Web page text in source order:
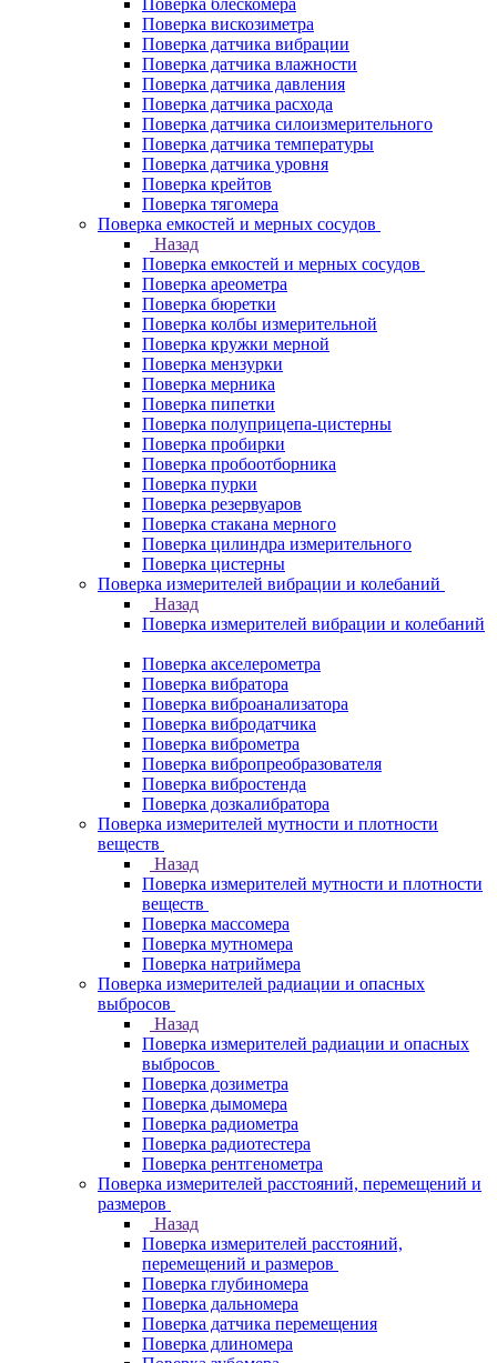
Поверка блескомера
Поверка вискозиметра
Поверка датчика вибрации
Поверка датчика влажности
Поверка датчика давления
Поверка датчика расхода
Поверка датчика силоизмерительного
Поверка датчика температуры
Поверка датчика уровня
Поверка крейтов
Поверка тягомера
Поверка емкостей и мерных сосудов
Назад
Поверка емкостей и мерных сосудов
Поверка ареометра
Поверка бюретки
Поверка колбы измерительной
Поверка кружки мерной
Поверка мензурки
Поверка мерника
Поверка пипетки
Поверка полуприцепа-цистерны
Поверка пробирки
Поверка пробоотборника
Поверка пурки
Поверка резервуаров
Поверка стакана мерного
Поверка цилиндра измерительного
Поверка цистерны
Поверка измерителей вибрации и колебаний
Назад
Поверка измерителей вибрации и колебаний
Поверка акселерометра
Поверка вибратора
Поверка виброанализатора
Поверка вибродатчика
Поверка виброметра
Поверка вибропреобразователя
Поверка вибростенда
Поверка дозкалибратора
Поверка измерителей мутности и плотности
веществ
Назад
Поверка измерителей мутности и плотности
веществ
Поверка массомера
Поверка мутномера
Поверка натриймера
Поверка измерителей радиации и опасных
выбросов
Назад
Поверка измерителей радиации и опасных
выбросов
Поверка дозиметра
Поверка дымомера
Поверка радиометра
Поверка радиотестера
Поверка рентгенометра
Поверка измерителей расстояний, перемещений и
размеров
Назад
Поверка измерителей расстояний,
перемещений и размеров
Поверка глубиномера
Поверка дальномера
Поверка датчика перемещения
Поверка длиномера